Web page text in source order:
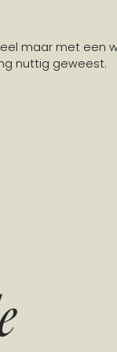
maar met een
nuttig geweest.